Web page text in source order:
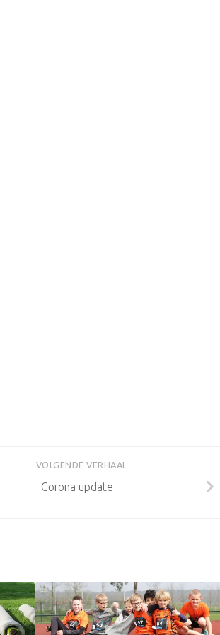
VOLGENDE VERHAAL
Corona update